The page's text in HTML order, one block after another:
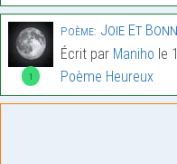
1
Poème: Joie Et
Écrit par Maniho le
Poème Heureux